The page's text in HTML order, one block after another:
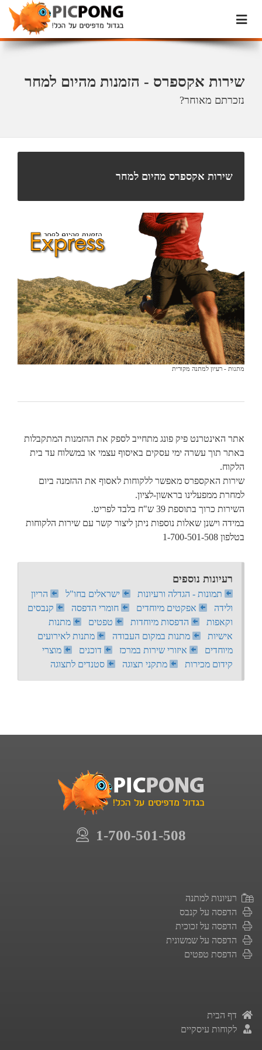
שירות אקספרס - הזמנות מהיום למחר
נזכרתם מאוחר?
שירות אקספרס מהיום למחר
מתנות - רעיון למתנה מקורית
אתר האינטרנט פיק פונג מתחייב לספק את ההזמנות המתקבלות
באתר תוך עשרה ימי עסקים באיסוף עצמי או במשלוח עד בית
הלקוח.
שירות האקספרס מאפשר ללקוחות לאסוף את ההזמנה ביום
למחרת ממפעלינו בראשון-לציון.
השירות כרוך בתוספת 39 ש"ח בלבד לפריט.
במידה וישנן שאלות נוספות ניתן ליצור קשר עם שירות הלקוחות
בטלפון 1-700-501-508
רעיונות נוספים
תמונות - הגדלה ורעיונות ישראלים בחו"ל
הריון
ולידה
אפקטים מיוחדים חומרי הדפסה
קנבסים
וקאפות
הדפסות מיוחדות טפטים
מתנות
אישיות
מתנות במקום העבודה
מתנות לאירועים
מיוחדים
איזורי שירות במרכז דוכנים
מוצרי
קידום מכירות
מתקני תצוגה סטנדים לתצוגה
1-700-501-508
רעיונות למתנה
הדפסה על קנבס
הדפסה על זכוכית
הדפסה על שמשונית
הדפסת טפטים
דף הבית
לקוחות עיסקיים